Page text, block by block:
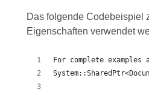
Das folgende Codebeispiel
Eigenschaften verwendet
For complete